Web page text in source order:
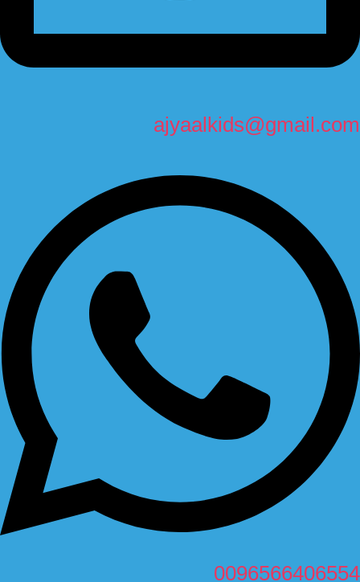
ajyaalkids@gmail.com
0096566406554